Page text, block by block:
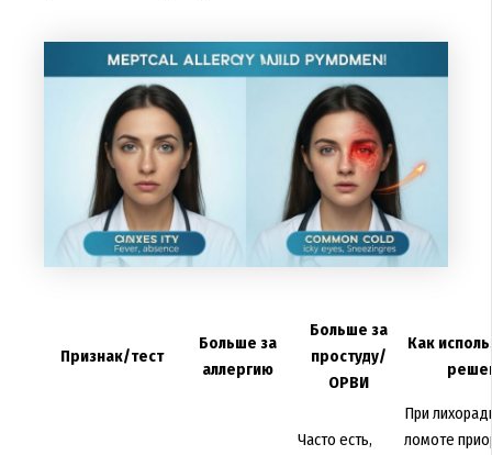
Признак/тест
Больше за
аллергию
Больше за
простуду/
ОРВИ
Как
Часто есть,
При
ломоте